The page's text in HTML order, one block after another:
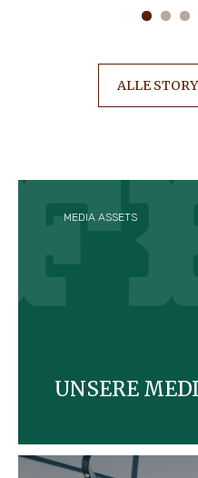
ALLE
MEDIA ASSETS
UNSERE